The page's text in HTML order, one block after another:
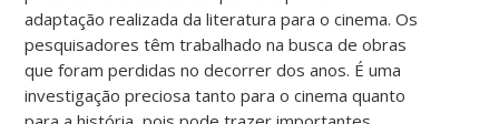
adaptação realizada da literatura para o cinema. Os
pesquisadores têm trabalhado na busca de obras
que foram perdidas no decorrer dos anos. É uma
investigação preciosa tanto para o cinema quanto